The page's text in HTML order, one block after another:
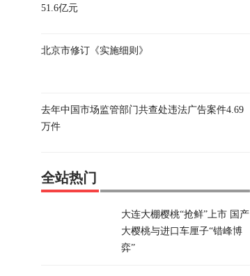
51.6亿元
北京市修订《实施细则》
去年中国市场监管部门共查处违法广告案件4.69
万件
全站热门
大连大棚樱桃“抢鲜”上市 国产
大樱桃与进口车厘子“错峰博
弈”